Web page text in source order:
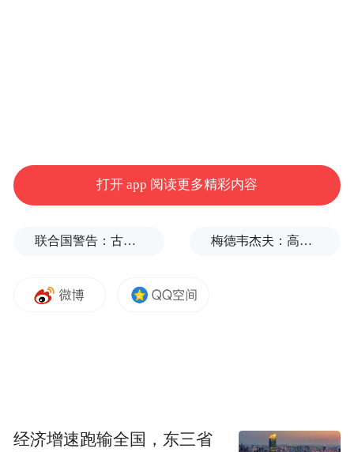
打开 app 阅读更多精彩内容
联合国警告：古巴或变成沉默的加沙 梅德韦杰夫：高市早苗不提是谁扔的原子弹，真是耻辱
经济增速跑输全国，东三省